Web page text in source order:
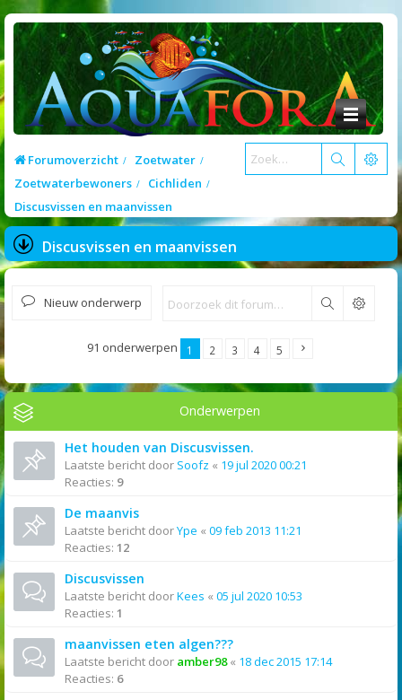
Forumoverzicht
Zoetwater
Zoetwaterbewoners
Cichliden
Discusvissen en maanvissen
Discusvissen en maanvissen
Nieuw onderwerp Zoek
91 onderwerpen 1 2 3 4 5
Onderwerpen
Het houden van Discusvissen.
Laatste bericht door Soofz « 19 jul 2020 00:21
Reacties: 9
De maanvis
Laatste bericht doorYpe « 09 feb 2013 11:21
Reacties: 12
Discusvissen
Laatste bericht doorKees « 05 jul 2020 10:53
Reacties: 1
maanvissen eten algen???
Laatste bericht door amber98« 18 dec 2015 17:14
Reacties: 6